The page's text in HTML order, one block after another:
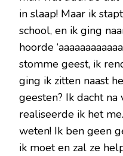
in slaap! Maar ik
school, en ik ging
hoorde
stomme geest, ik
ging ik zitten naast
geesten? Ik dacht
realiseerde ik het
weten! Ik ben geen
ik moet en zal ze